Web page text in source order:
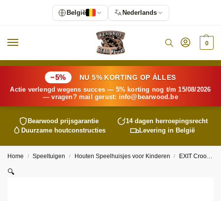
0
−5% NU 5% KORTING OP ÁLLES
Actie verlengd wegens succes — 5% korting nog t/m 15/08/2026
— vragen? mail gerust: info@ bearwood.be
Bearwood prijsgarantie
14 dagen herroepingsrecht
Duurzame houtconstructies
Levering in België
Home / Speeltuigen / Houten Speelhuisjes voor Kinderen / EXIT Crooky 300 houten speelhuis – grijsbeige
🔍
België Nederlands